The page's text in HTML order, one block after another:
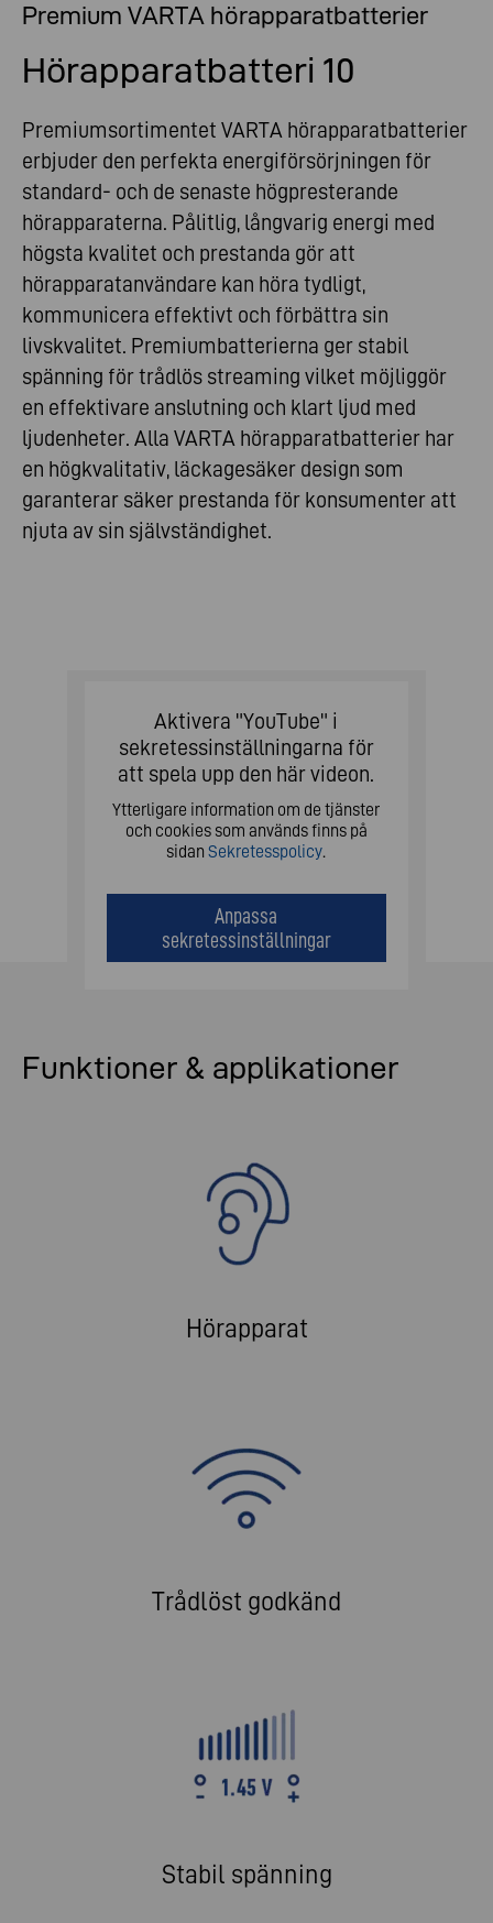
Premium VARTA hörapparatbatterier
Hörapparatbatteri 10
Premiumsortimentet VARTA hörapparatbatterier
erbjuder den perfekta energiförsörjningen för
standard- och de senaste högpresterande
hörapparaterna. Pålitlig, långvarig energi med
högsta kvalitet och prestanda gör att
hörapparatanvändare kan höra tydligt,
kommunicera effektivt och förbättra sin
livskvalitet. Premiumbatterierna ger stabil
spänning för trådlös streaming vilket möjliggör
en effektivare anslutning och klart ljud med
ljudenheter. Alla VARTA hörapparatbatterier har
en högkvalitativ, läckagesäker design som
garanterar säker prestanda för konsumenter att
njuta av sin självständighet.
Aktivera "YouTube" i
sekretessinställningarna för
att spela upp den här videon.
Ytterligare information om de tjänster
och cookies som används finns på
sidanSekretesspolicy.
Anpassa
sekretessinställningar
Funktioner & applikationer
Hörapparat
Trådlöst godkänd
Stabil spänning